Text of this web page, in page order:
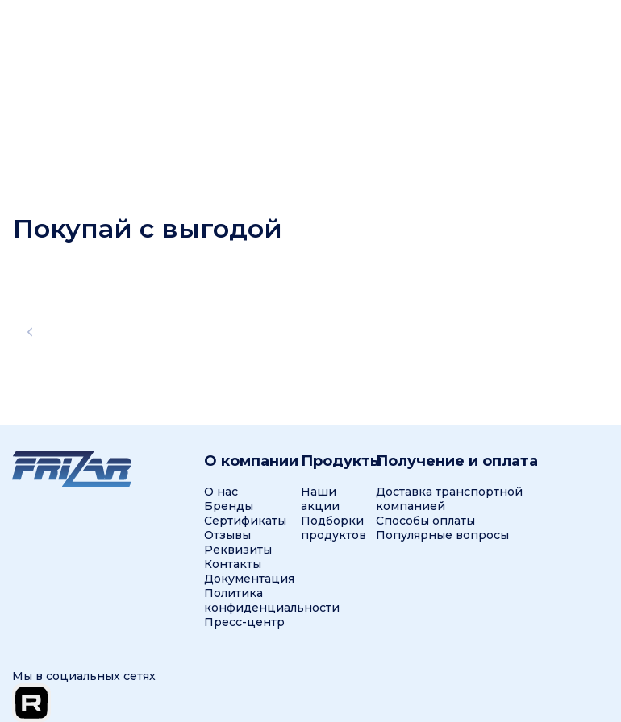
Покупай с выгодой
О компании
О нас
Бренды
Сертификаты
Отзывы
Реквизиты
Контакты
Документация
Политика
конфиденциальности
Пресс-центр
Продукты
Наши
акции
Подборки
продуктов
Получение и оплата
Доставка транспортной
компанией
Способы оплаты
Популярные вопросы
Мы в социальных сетях